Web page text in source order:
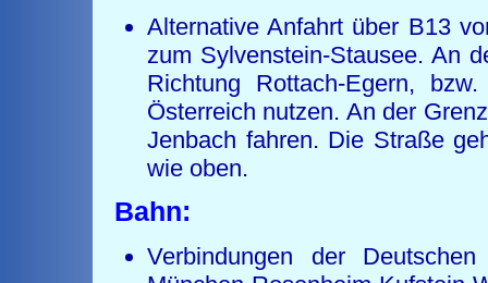
Alternative Anfahrt über B13
zum Sylvenstein-Stausee. An
Richtung Rottach-Egern,
Österreich nutzen. An der
Jenbach fahren. Die Straße
wie oben.
Bahn:
Verbindungen der